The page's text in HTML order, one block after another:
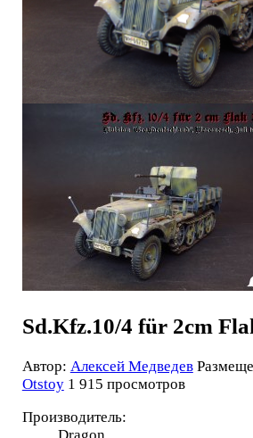
Sd.Kfz.10/4 für 2cm
Автор: Алексей Медведев
Otstoy 1 915 просмотров
Производитель: